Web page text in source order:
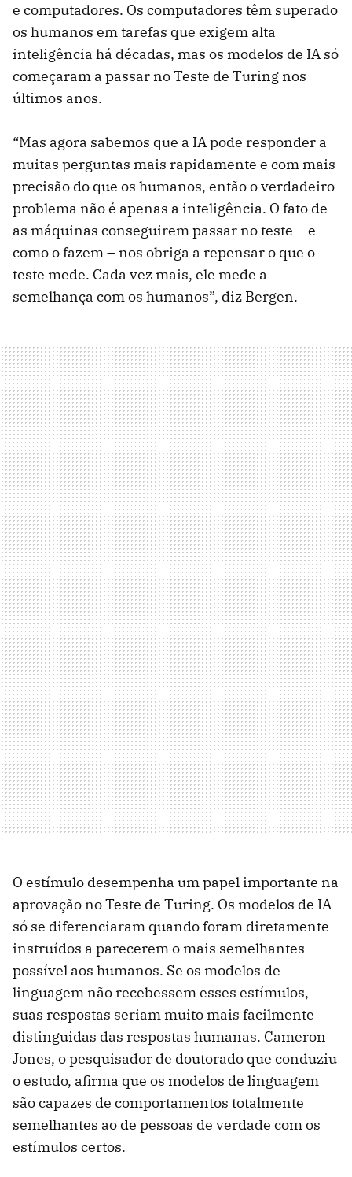
e computadores. Os computadores têm superado
os humanos em tarefas que exigem alta
inteligência há décadas, mas os modelos de IA só
começaram a passar no Teste de Turing nos
últimos anos.
“Mas agora sabemos que a IA pode responder a
muitas perguntas mais rapidamente e com mais
precisão do que os humanos, então o verdadeiro
problema não é apenas a inteligência. O fato de
as máquinas conseguirem passar no teste – e
como o fazem – nos obriga a repensar o que o
teste mede. Cada vez mais, ele mede a
semelhança com os humanos”, diz Bergen.
O estímulo desempenha um papel importante na
aprovação no Teste de Turing. Os modelos de IA
só se diferenciaram quando foram diretamente
instruídos a parecerem o mais semelhantes
possível aos humanos. Se os modelos de
linguagem não recebessem esses estímulos,
suas respostas seriam muito mais facilmente
distinguidas das respostas humanas. Cameron
Jones, o pesquisador de doutorado que conduziu
o estudo, afirma que os modelos de linguagem
são capazes de comportamentos totalmente
semelhantes ao de pessoas de verdade com os
estímulos certos.